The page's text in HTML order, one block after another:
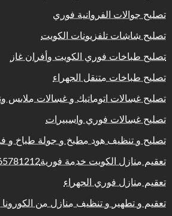
تصليح جوالات الفروانية فوري
تصليح شاشات تلفزيونات الكويت
تصليح طباخات فوري الكويت وأفران غاز
تصليح طباخات متنقل الجهراء
تصليح غسالات اتوماتيك و غسالات ملابس
تصليح غسالات فوري واسبيرات
تصليح و تنظيف هود مطبخ و جولة طباخ و
تعقيم منازل الكويت خدمة فورية65781212
تعقيم منازل فوري الجهراء
تعقيم و تطهير و تنظيف منازل من الكورونا